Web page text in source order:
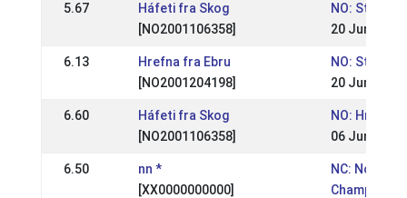
5.67
Háfeti fra Skog
[NO2001106358]
NO: St.
20 Jun 2010
6.13
Hrefna fra Ebru
[NO2001204198]
NO: St.
20 Jun 2010
6.60
Háfeti fra Skog
[NO2001106358]
NO:
06 Jun 2010
6.50
nn *
[XX0000000000]
NC: Nordic